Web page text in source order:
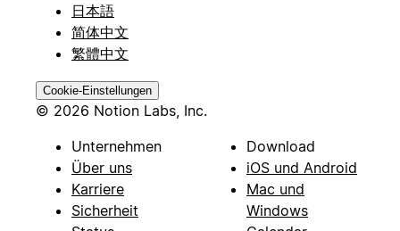
日本語
简体中文
繁體中文
Cookie-Einstellungen
© 2026 Notion Labs, Inc.
Unternehmen
Über uns
Karriere
Sicherheit
Download
iOS und Android
Mac und
Windows